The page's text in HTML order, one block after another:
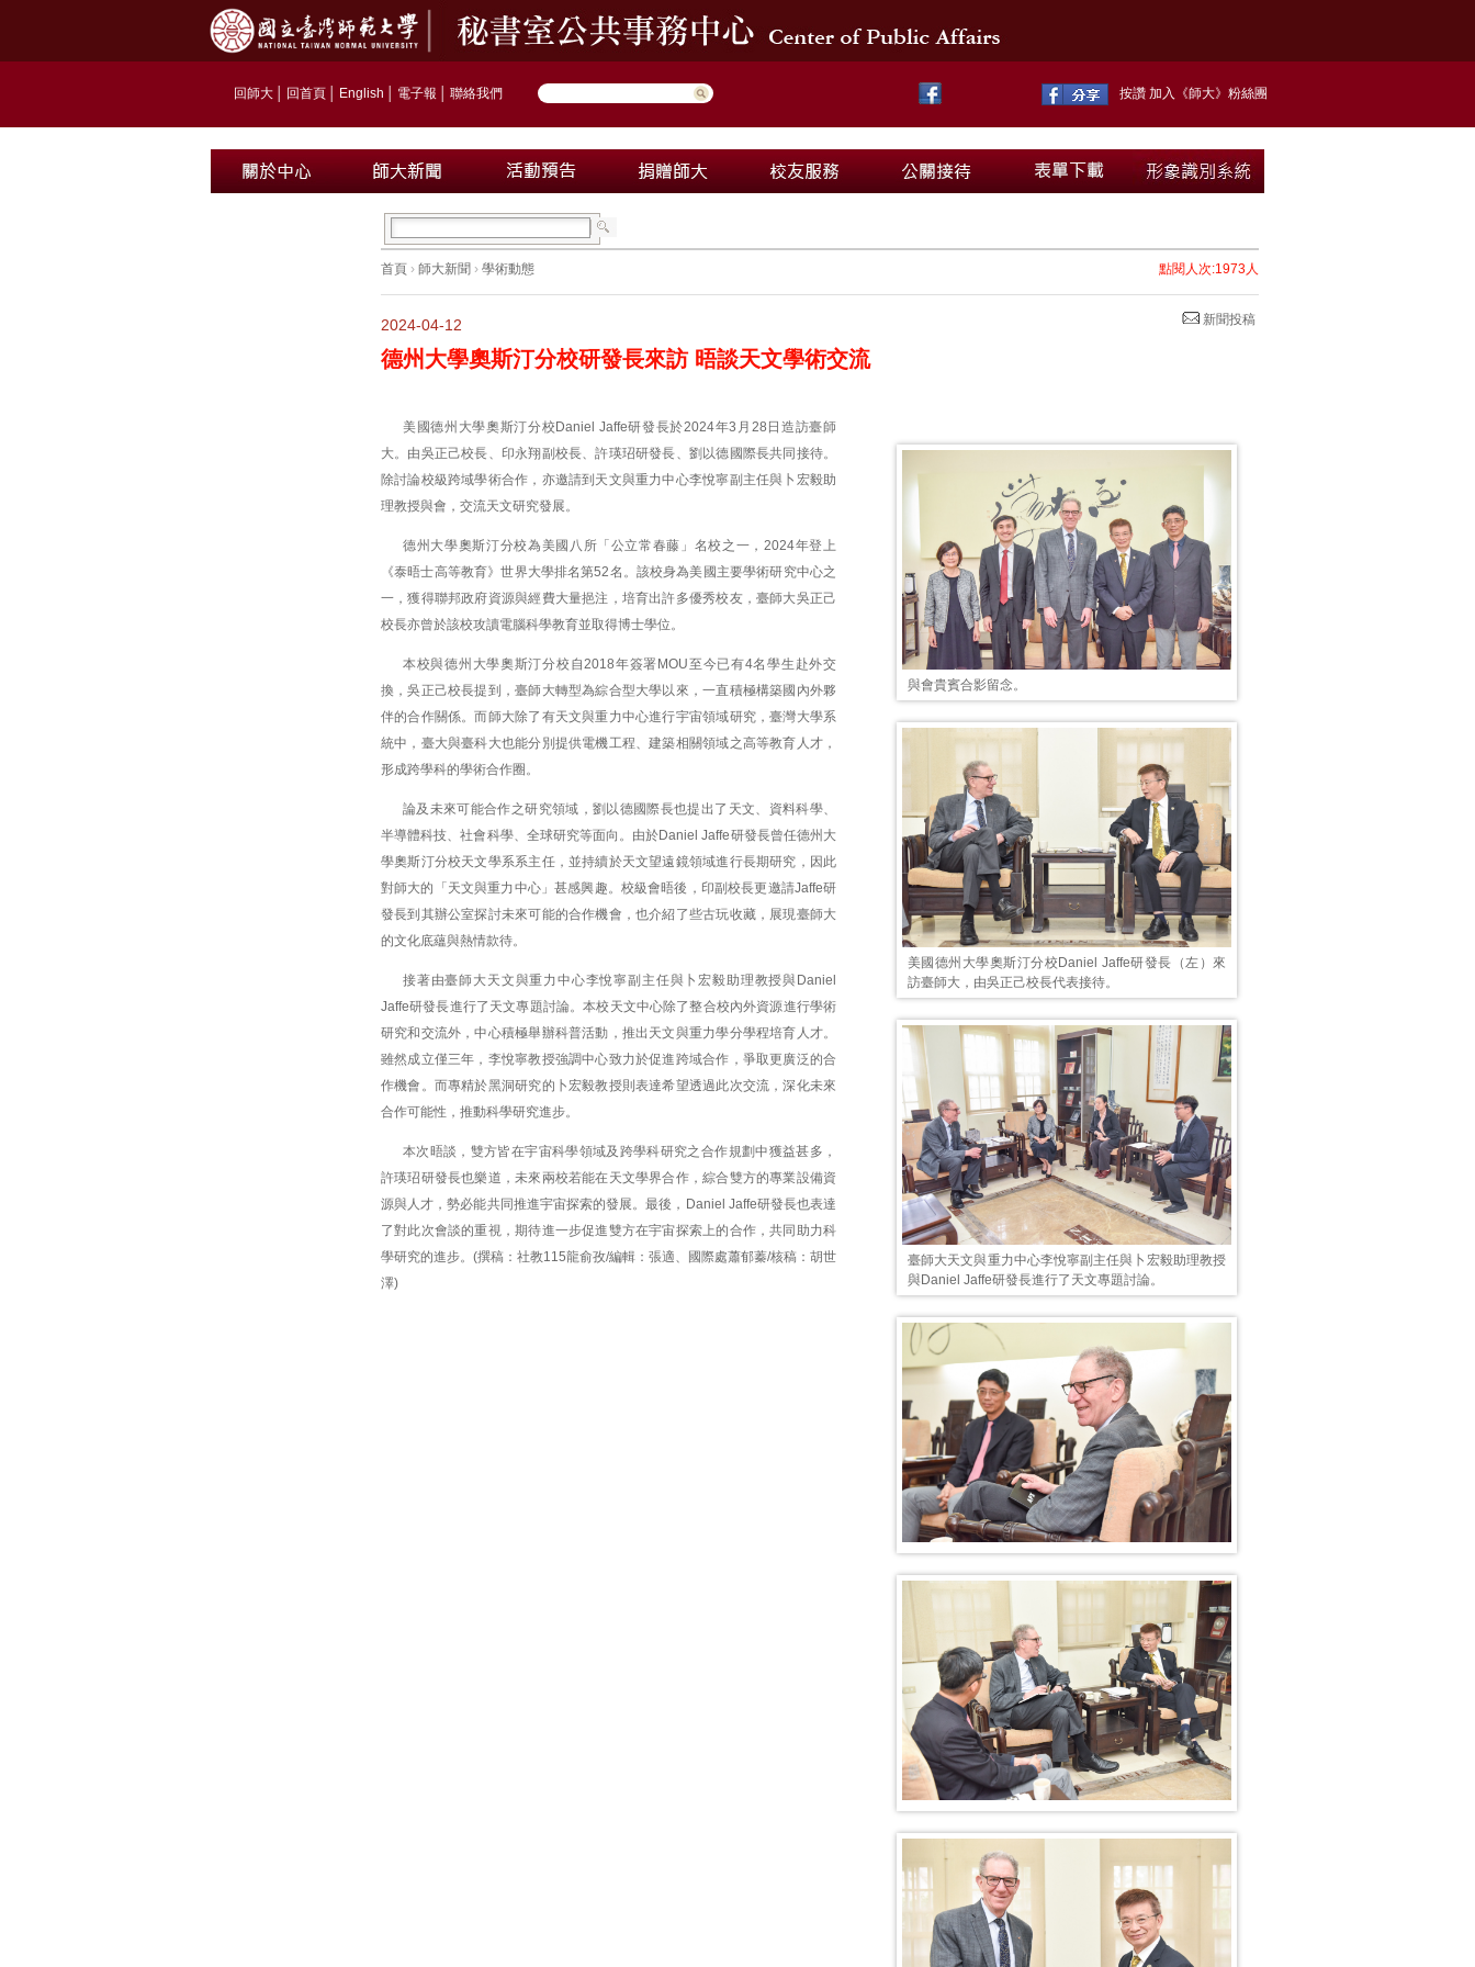
回師大 回首頁 English 電子報 聯絡我們 按讚 加入《師大》粉絲團
首頁 › 師大新聞 › 學術動態 點閱人次:1973人
新聞投稿
2024-04-12
德州大學奧斯汀分校研發長來訪 晤談天文學術交流
與會貴賓合影留念。
美國德州大學奧斯汀分校Daniel Jaffe研發長（左）來
訪臺師大，由吳正己校長代表接待。
臺師大天文與重力中心李悅寧副主任與卜宏毅助理教授
與Daniel Jaffe研發長進行了天文專題討論。
美國德州大學奧斯汀分校Daniel Jaffe研發長於2024年3月28日造訪臺師
大。由吳正己校長、印永翔副校長、許瑛玿研發長、劉以德國際長共同接待。
除討論校級跨域學術合作，亦邀請到天文與重力中心李悅寧副主任與卜宏毅助
理教授與會，交流天文研究發展。
德州大學奧斯汀分校為美國八所「公立常春藤」名校之一，2024年登上
《泰晤士高等教育》世界大學排名第52名。該校身為美國主要學術研究中心之
一，獲得聯邦政府資源與經費大量挹注，培育出許多優秀校友，臺師大吳正己
校長亦曾於該校攻讀電腦科學教育並取得博士學位。
本校與德州大學奧斯汀分校自2018年簽署MOU至今已有4名學生赴外交
換，吳正己校長提到，臺師大轉型為綜合型大學以來，一直積極構築國內外夥
伴的合作關係。而師大除了有天文與重力中心進行宇宙領域研究，臺灣大學系
統中，臺大與臺科大也能分別提供電機工程、建築相關領域之高等教育人才，
形成跨學科的學術合作圈。
論及未來可能合作之研究領域，劉以德國際長也提出了天文、資料科學、
半導體科技、社會科學、全球研究等面向。由於Daniel Jaffe研發長曾任德州大
學奧斯汀分校天文學系系主任，並持續於天文望遠鏡領域進行長期研究，因此
對師大的「天文與重力中心」甚感興趣。校級會晤後，印副校長更邀請Jaffe研
發長到其辦公室探討未來可能的合作機會，也介紹了些古玩收藏，展現臺師大
的文化底蘊與熱情款待。
接著由臺師大天文與重力中心李悅寧副主任與卜宏毅助理教授與Daniel
Jaffe研發長進行了天文專題討論。本校天文中心除了整合校內外資源進行學術
研究和交流外，中心積極舉辦科普活動，推出天文與重力學分學程培育人才。
雖然成立僅三年，李悅寧教授強調中心致力於促進跨域合作，爭取更廣泛的合
作機會。而專精於黑洞研究的卜宏毅教授則表達希望透過此次交流，深化未來
合作可能性，推動科學研究進步。
本次晤談，雙方皆在宇宙科學領域及跨學科研究之合作規劃中獲益甚多，
許瑛玿研發長也樂道，未來兩校若能在天文學界合作，綜合雙方的專業設備資
源與人才，勢必能共同推進宇宙探索的發展。最後，Daniel Jaffe研發長也表達
了對此次會談的重視，期待進一步促進雙方在宇宙探索上的合作，共同助力科
學研究的進步。(撰稿：社教115龍俞孜/編輯：張適、國際處蕭郁蓁/核稿：胡世
澤)